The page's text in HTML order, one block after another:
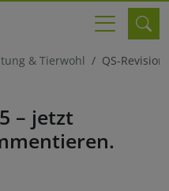
& Tierwohl QS-
– jetzt